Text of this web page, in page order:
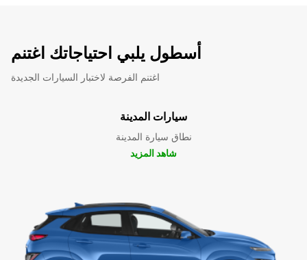
أسطول يلبي احتياجاتك اغتنم
اغتنم الفرصة لاختبار السيارات الجديدة
سيارات المدينة
نطاق سيارة المدينة
شاهد المزيد